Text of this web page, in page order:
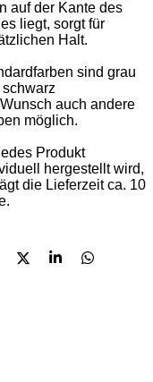
auf der Kante des
liegt, sorgt für
Halt.
sind grau
schwarz
auch andere
möglich.
Produkt
hergestellt wird,
die Lieferzeit ca. 10
T
T
T